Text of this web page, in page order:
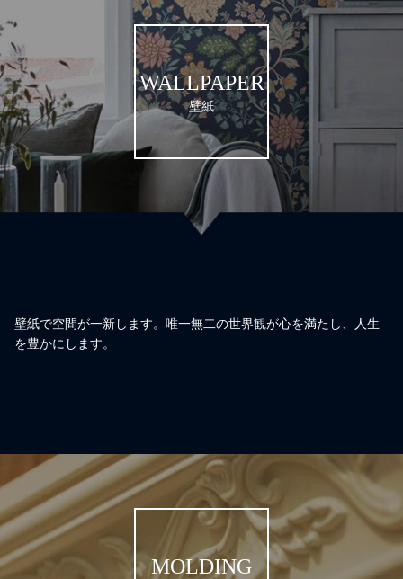
WALLPAPER
壁紙
壁紙で空間が一新します。唯一無二の世界観が心を満たし、人生
を豊かにします。
MOLDING